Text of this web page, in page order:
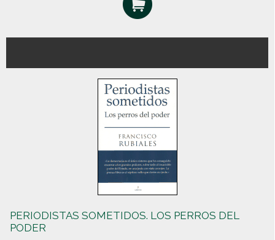
PERIODISTAS SOMETIDOS. LOS PERROS DEL
PODER